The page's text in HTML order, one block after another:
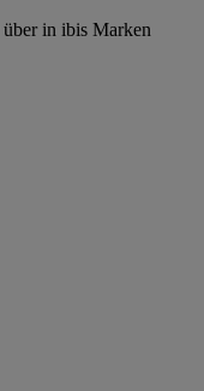
über in ibis Marken